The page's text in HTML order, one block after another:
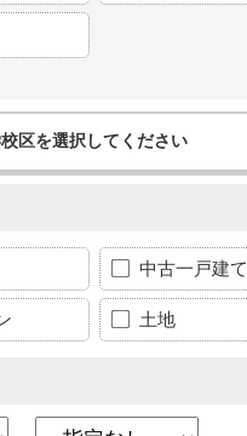
区を選択してください
中古一戸建て
土地